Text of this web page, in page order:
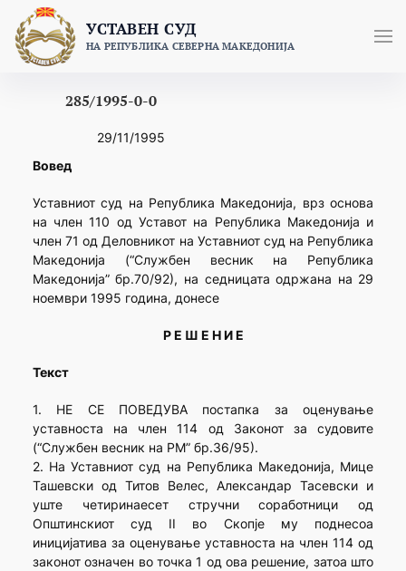
content
УСТАВЕН СУД
НА РЕПУБЛИКА СЕВЕРНА МАКЕДОНИЈА
285/1995-0-0
29/11/1995
Вовед
Уставниот суд на Република Македонија, врз основа
на член 110 од Уставот на Република Македонија и
член 71 од Деловникот на Уставниот суд на Република
Македонија (“Службен весник на Република
Македонија” бр.70/92), на седницата одржана на 29
ноември 1995 година, донесе
Р Е Ш Е Н И Е
Текст
1. НЕ СЕ ПОВЕДУВА постапка за оценување
уставноста на член 114 од Законот за судовите
(“Службен весник на РМ” бр.36/95).
2. На Уставниот суд на Република Македонија, Мице
Ташевски од Титов Велес, Александар Тасевски и
уште четиринаесет стручни соработници од
Општинскиот суд II во Скопје му поднесоа
иницијатива за оценување уставноста на член 114 од
законот означен во точка 1 од ова решение, затоа што